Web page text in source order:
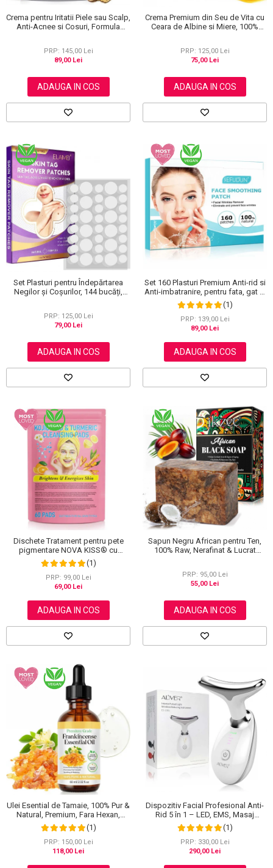
Crema pentru Iritatii Piele sau Scalp,
Anti-Acnee si Cosuri, Formula
PRP: 145,00 Lei
89,00 Lei
ADAUGA IN COS
Crema Premium din Seu de Vita cu
Ceara de Albine si Miere, 100%
PRP: 125,00 Lei
75,00 Lei
ADAUGA IN COS
Set Plasturi pentru Îndepărtarea
Negilor și Coșurilor, 144 bucăți,
PRP: 125,00 Lei
79,00 Lei
ADAUGA IN COS
Set 160 Plasturi Premium Anti-rid si
Anti-imbatranire, pentru fata, gat si
decolteu, 100% Naturali
(1)
PRP: 139,00 Lei
89,00 Lei
ADAUGA IN COS
Dischete Tratament pentru pete
pigmentare NOVA KISS® cu
Turmeric si Acid kojic, Efect de
uniformizare si luminozitate, 60
bucati
(1)
PRP: 99,00 Lei
69,00 Lei
ADAUGA IN COS
Sapun Negru African pentru Ten,
100% Raw, Nerafinat & Lucrat
PRP: 95,00 Lei
55,00 Lei
ADAUGA IN COS
Ulei Esential de Tamaie, 100% Pur &
Natural, Premium, Fara Hexan,
NOVA KISS®, 60 ml
(1)
PRP: 150,00 Lei
118,00 Lei
Dispozitiv Facial Profesional Anti-
Rid 5 în 1 – LED, EMS, Masaj
Termic, Lifting & Rejuvenare
(1)
PRP: 330,00 Lei
290,00 Lei